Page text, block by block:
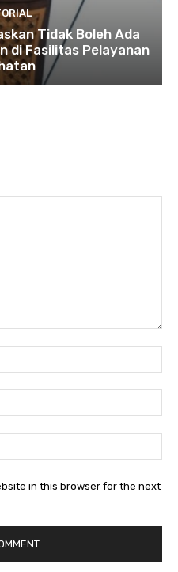
Tidak Boleh Ada
di Fasilitas Pelayanan
in this browser for the next